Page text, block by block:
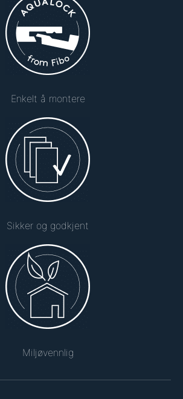
Enkelt å montere
Sikker og godkjent
Miljøvennlig